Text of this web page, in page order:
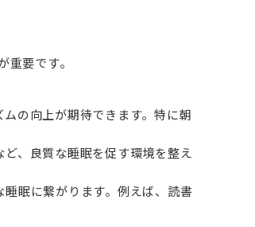
要です。
の向上が期待できます。特に朝
、良質な睡眠を促す環境を整え
眠に繋がります。例えば、読書